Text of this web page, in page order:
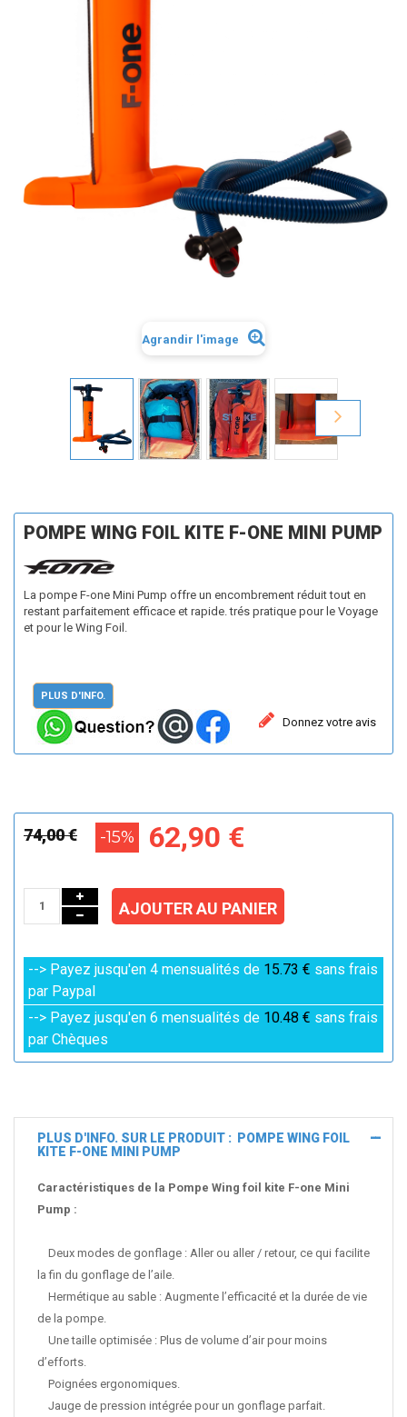
Agrandir l'image
POMPE WING FOIL KITE F-ONE MINI PUMP
La pompe F-one Mini Pump offre un encombrement réduit tout en
restant parfaitement efficace et rapide. trés pratique pour le Voyage
et pour le Wing Foil.
PLUS D'INFO.
Donnez votre avis
74,00 € -15% 62,90 €
AJOUTER AU PANIER
--> Payez jusqu'en 4 mensualités de 15.73 € sans frais
par Paypal
--> Payez jusqu'en 6 mensualités de 10.48 € sans frais
par Chèques
PLUS D'INFO. SUR LE PRODUIT : POMPE WING FOIL
KITE F-ONE MINI PUMP
Caractéristiques de la Pompe Wing foil kite F-one Mini
Pump :
Deux modes de gonflage : Aller ou aller / retour, ce qui facilite
la fin du gonflage de l’aile.
Hermétique au sable : Augmente l’efficacité et la durée de vie
de la pompe.
Une taille optimisée : Plus de volume d’air pour moins
d’efforts.
Poignées ergonomiques.
Jauge de pression intégrée pour un gonflage parfait.